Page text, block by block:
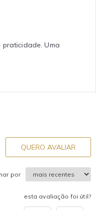
Uma
QUERO AVALIAR
por
esta avaliação foi útil?